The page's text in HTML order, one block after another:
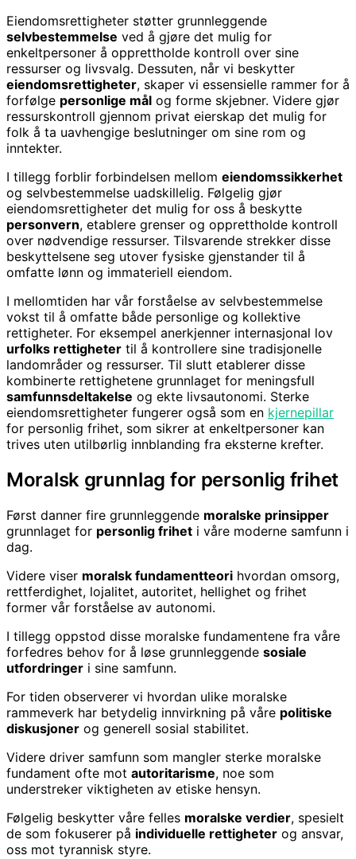
Eiendomsrettigheter støtter grunnleggende
selvbestemmelse ved å gjøre det mulig for
enkeltpersoner å opprettholde kontroll over sine
ressurser og livsvalg. Dessuten, når vi beskytter
eiendomsrettigheter, skaper vi essensielle rammer for å
forfølge personlige mål og forme skjebner. Videre gjør
ressurskontroll gjennom privat eierskap det mulig for
folk å ta uavhengige beslutninger om sine rom og
inntekter.
I tillegg forblir forbindelsen mellom eiendomssikkerhet
og selvbestemmelse uadskillelig. Følgelig gjør
eiendomsrettigheter det mulig for oss å beskytte
personvern, etablere grenser og opprettholde kontroll
over nødvendige ressurser. Tilsvarende strekker disse
beskyttelsene seg utover fysiske gjenstander til å
omfatte lønn og immateriell eiendom.
I mellomtiden har vår forståelse av selvbestemmelse
vokst til å omfatte både personlige og kollektive
rettigheter. For eksempel anerkjenner internasjonal lov
urfolks rettigheter til å kontrollere sine tradisjonelle
landområder og ressurser. Til slutt etablerer disse
kombinerte rettighetene grunnlaget for meningsfull
samfunnsdeltakelse og ekte livsautonomi. Sterke
eiendomsrettigheter fungerer også som en kjernepillar
for personlig frihet, som sikrer at enkeltpersoner kan
trives uten utilbørlig innblanding fra eksterne krefter.
Moralsk grunnlag for personlig frihet
Først danner fire grunnleggende moralske prinsipper
grunnlaget for personlig frihet i våre moderne samfunn i
dag.
Videre viser moralsk fundamentteori hvordan omsorg,
rettferdighet, lojalitet, autoritet, hellighet og frihet
former vår forståelse av autonomi.
I tillegg oppstod disse moralske fundamentene fra våre
forfedres behov for å løse grunnleggende sosiale
utfordringer i sine samfunn.
For tiden observerer vi hvordan ulike moralske
rammeverk har betydelig innvirkning på våre politiske
diskusjoner og generell sosial stabilitet.
Videre driver samfunn som mangler sterke moralske
fundament ofte mot autoritarisme, noe som
understreker viktigheten av etiske hensyn.
Følgelig beskytter våre felles moralske verdier, spesielt
de som fokuserer på individuelle rettigheter og ansvar,
oss mot tyrannisk styre.